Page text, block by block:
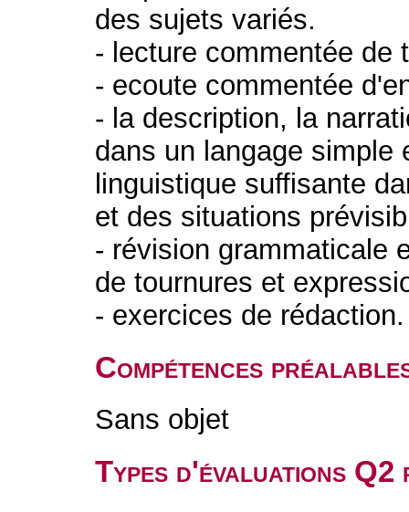
des sujets variés.
- lecture commentée de
- ecoute commentée
- la description, la
dans un langage simple
linguistique suffisante
et des situations
- révision grammaticale
de tournures et
- exercices de
Compétences
Sans objet
Types d'évaluations